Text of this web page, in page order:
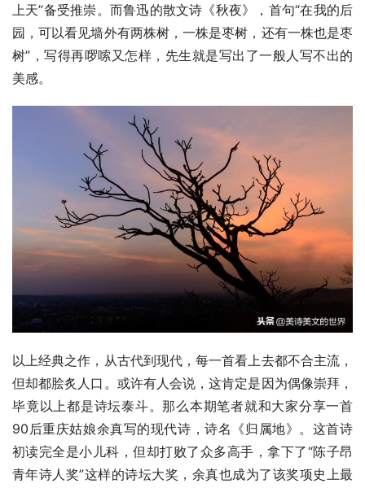
上天”备受推崇。而鲁迅的散文诗《秋夜》，首句“在我的后
园，可以看见墙外有两株树，一株是枣树，还有一株也是枣
树”，写得再啰嗦又怎样，先生就是写出了一般人写不出的
美感。
以上经典之作，从古代到现代，每一首看上去都不合主流，
但却都脍炙人口。或许有人会说，这肯定是因为偶像崇拜，
毕竟以上都是诗坛泰斗。那么本期笔者就和大家分享一首
90后重庆姑娘余真写的现代诗，诗名《归属地》。这首诗
初读完全是小儿科，但却打败了众多高手，拿下了“陈子昂
青年诗人奖”这样的诗坛大奖，余真也成为了该奖项史上最